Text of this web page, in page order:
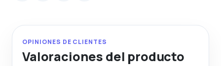
OPINIONES DE CLIENTES
Valoraciones del producto